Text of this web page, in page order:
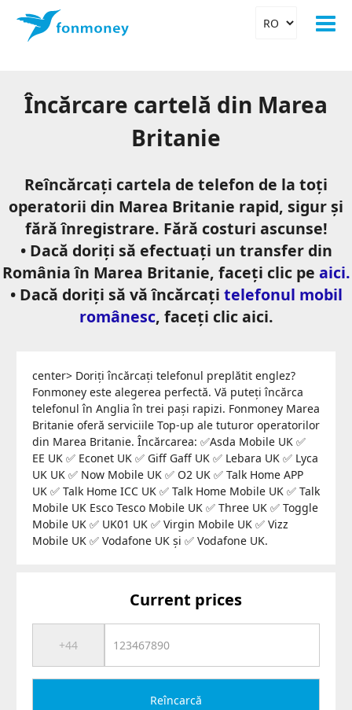
Încărcare cartelă din Marea
Britanie
Reîncărcați cartela de telefon de la toți
operatorii din Marea Britanie rapid, sigur și
fără înregistrare. Fără costuri ascunse!
• Dacă doriți să efectuați un transfer din
România în Marea Britanie, faceți clic pe aici.
• Dacă doriți să vă încărcați telefonul mobil
românesc, faceți clic aici.
center> Doriți încărcați telefonul preplătit englez?
Fonmoney este alegerea perfectă. Vă puteți încărca
telefonul în Anglia în trei pași rapizi. Fonmoney Marea
Britanie oferă serviciile Top-up ale tuturor operatorilor
din Marea Britanie. Încărcarea: ✅Asda Mobile UK ✅
EE UK ✅ Econet UK ✅ Giff Gaff UK ✅ Lebara UK ✅ Lyca
UK UK ✅ Now Mobile UK ✅ O2 UK ✅ Talk Home APP
UK ✅ Talk Home ICC UK ✅ Talk Home Mobile UK ✅ Talk
Mobile UK Esco Tesco Mobile UK ✅ Three UK ✅ Toggle
Mobile UK ✅ UK01 UK ✅ Virgin Mobile UK ✅ Vizz
Mobile UK ✅ Vodafone UK și ✅ Vodafone UK.
Current prices
Reîncarcă